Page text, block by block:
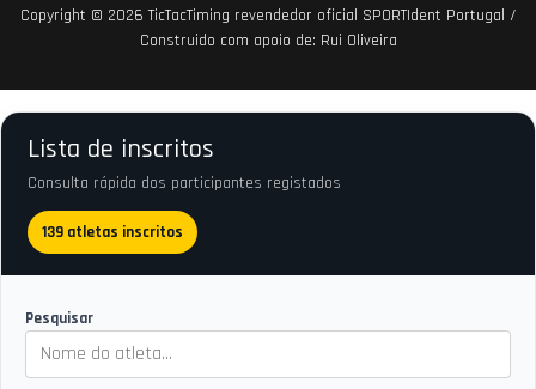
Copyright © 2026TicTacTiming revendedor oficial SPORTIdent Portugal /
Construido com apoio de: Rui Oliveira
Lista de inscritos
Consulta rápida dos participantes registados
139 atletas inscritos
Pesquisar